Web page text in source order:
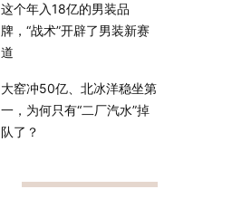
这个年入18亿的男装品
牌，“战术”开辟了男装新赛
道
大窑冲50亿、北冰洋稳坐第
一，为何只有“二厂汽水”掉
队了？